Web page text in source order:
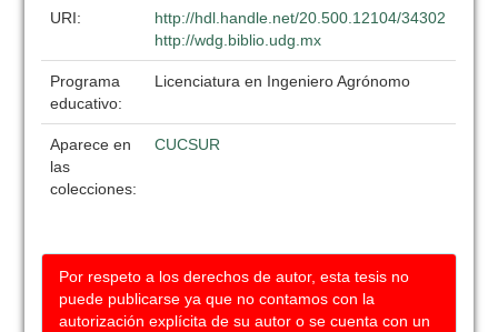
URI:
http://hdl.handle.net/20.500.12104/34302
http://wdg.biblio.udg.mx
Programa
educativo:
Licenciatura en Ingeniero Agrónomo
Aparece en
las
colecciones:
CUCSUR
Por respeto a los derechos de autor, esta tesis no
puede publicarse ya que no contamos con la
autorización explícita de su autor o se cuenta con un